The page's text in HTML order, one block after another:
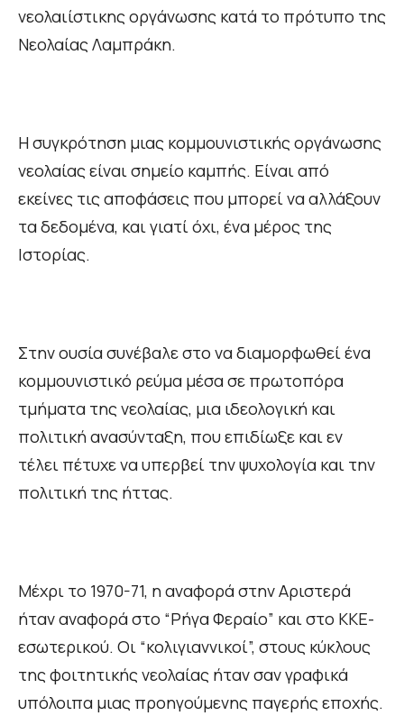
νεολαιίστικης οργάνωσης κατά το πρότυπο της
Νεολαίας Λαμπράκη.
Η συγκρότηση μιας κομμουνιστικής οργάνωσης
νεολαίας είναι σημείο καμπής. Είναι από
εκείνες τις αποφάσεις που μπορεί να αλλάξουν
τα δεδομένα, και γιατί όχι, ένα μέρος της
Ιστορίας.
Στην ουσία συνέβαλε στο να διαμορφωθεί ένα
κομμουνιστικό ρεύμα μέσα σε πρωτοπόρα
τμήματα της νεολαίας, μια ιδεολογική και
πολιτική ανασύνταξη, που επιδίωξε και εν
τέλει πέτυχε να υπερβεί την ψυχολογία και την
πολιτική της ήττας.
Μέχρι το 1970-71, η αναφορά στην Αριστερά
ήταν αναφορά στο “Ρήγα Φεραίο” και στο ΚΚΕ-
εσωτερικού. Οι “κολιγιαννικοί”, στους κύκλους
της φοιτητικής νεολαίας ήταν σαν γραφικά
υπόλοιπα μιας προηγούμενης παγερής εποχής.